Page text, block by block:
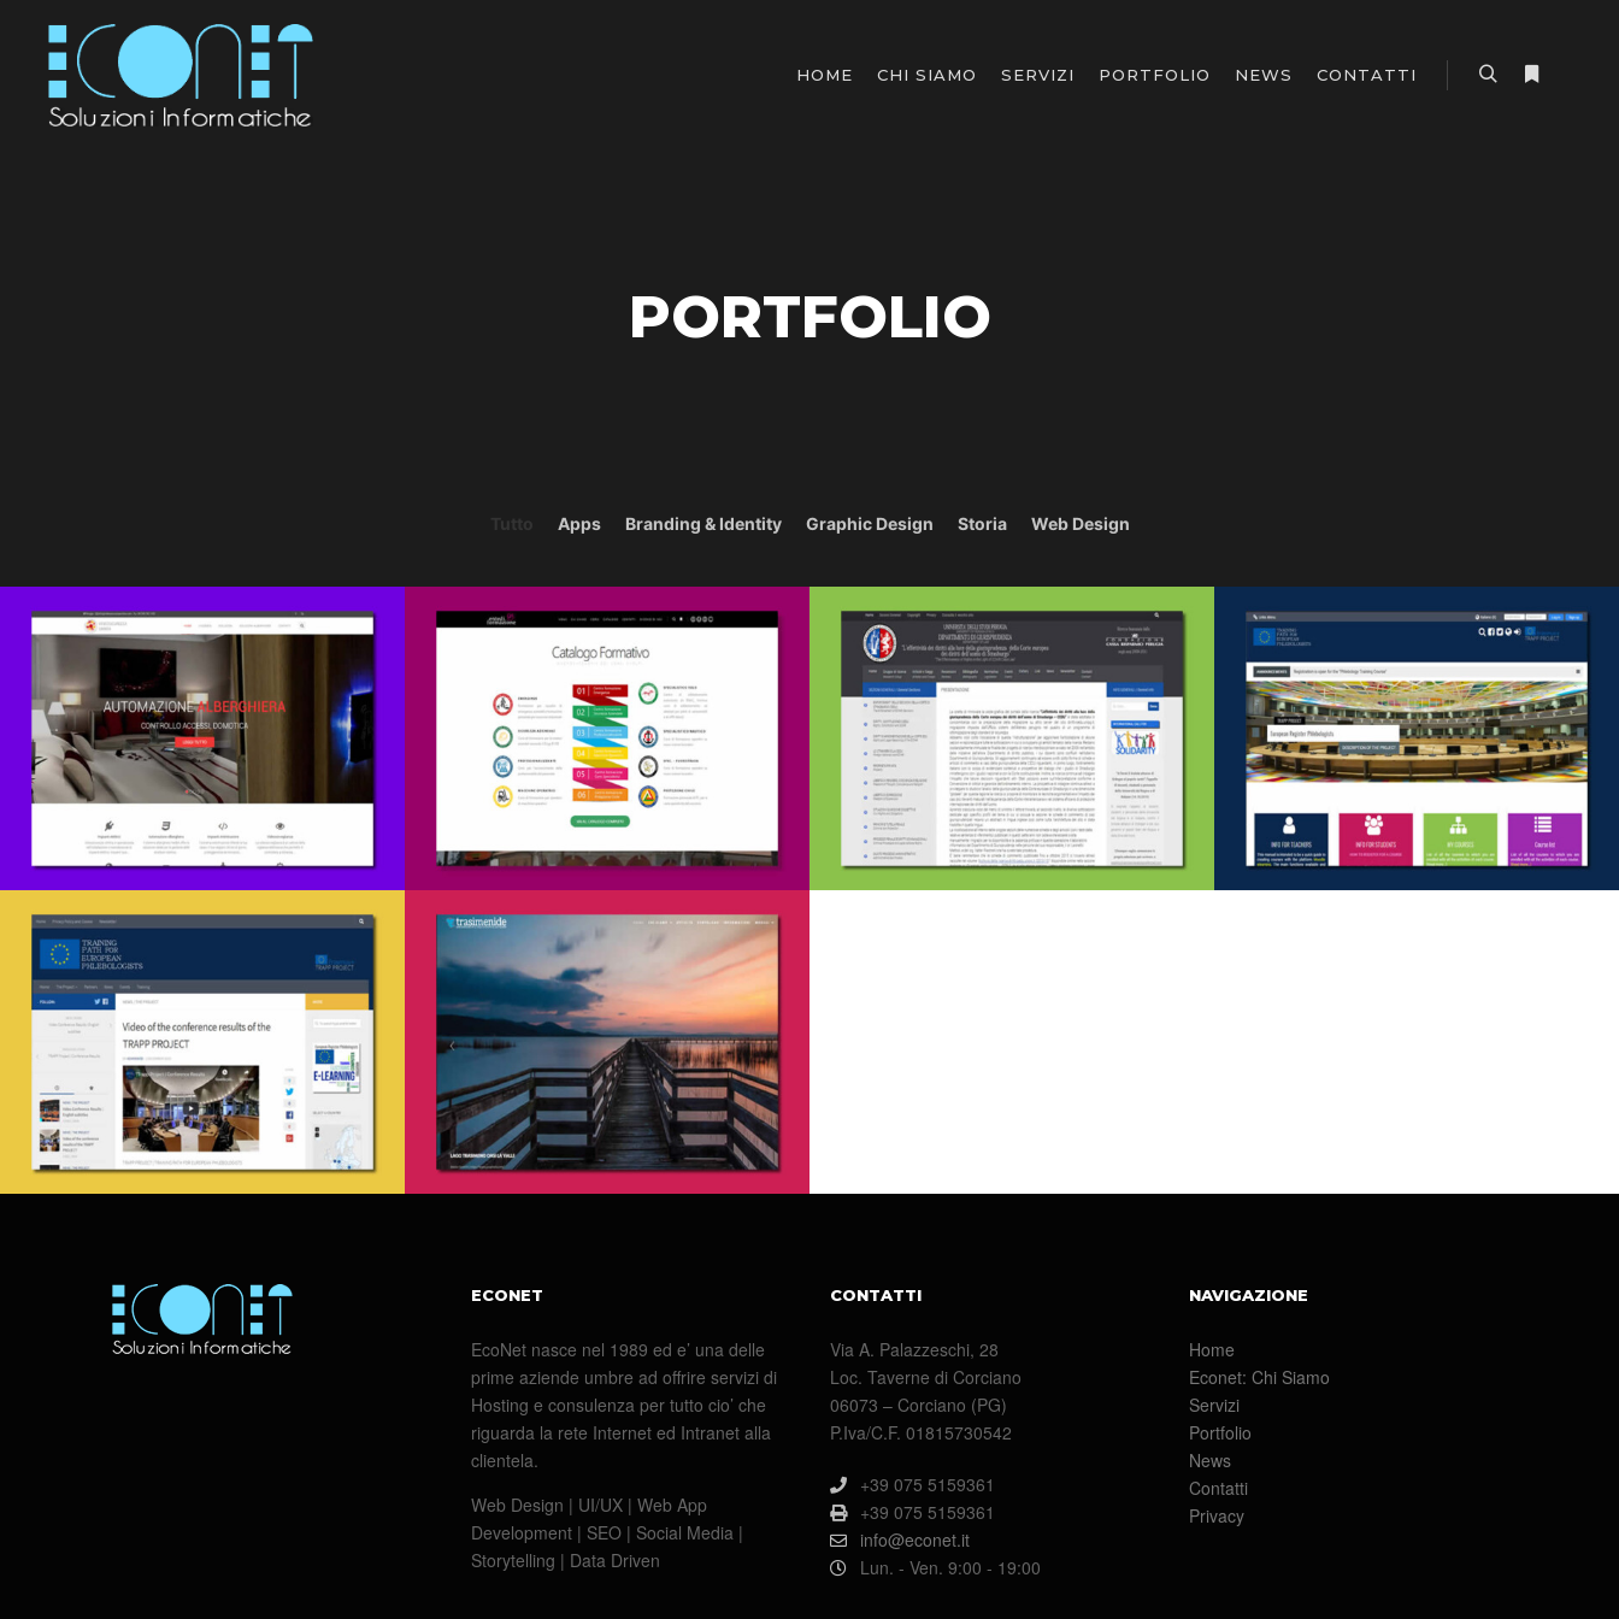
HOME CHI SIAMO SERVIZI PORTFOLIO NEWS CONTATTI
PORTFOLIO
Apps Branding & Identity Graphic Design Storia Web Design
ECONET
EcoNet nasce nel 1989 ed e’ una delle
prime aziende umbre ad offrire servizi di
Hosting e consulenza per tutto cio’ che
riguarda la rete Internet ed Intranet alla
clientela.
Web Design | UI/UX | Web App
Development | SEO | Social Media |
Storytelling | Data Driven
CONTATTI
Via A. Palazzeschi, 28
Loc. Taverne di Corciano
06073 – Corciano (PG)
P.Iva/C.F. 01815730542
+39 075 5159361
+39 075 5159361
info@econet.it
Lun. - Ven. 9:00 - 19:00
NAVIGAZIONE
Home
Econet: Chi Siamo
Servizi
Portfolio
News
Contatti
Privacy